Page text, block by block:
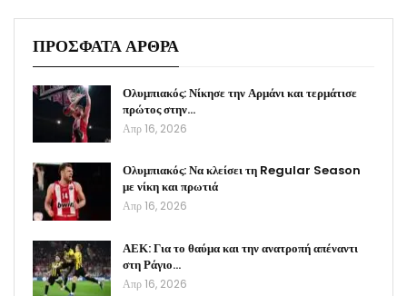
ΠΡΟΣΦΑΤΑ ΑΡΘΡΑ
Ολυμπιακός: Νίκησε την Αρμάνι και τερμάτισε
πρώτος στην…
Απρ 16, 2026
Ολυμπιακός: Να κλείσει τη Regular Season
με νίκη και πρωτιά
Απρ 16, 2026
ΑΕΚ: Για το θαύμα και την ανατροπή απέναντι
στη Ράγιο…
Απρ 16, 2026